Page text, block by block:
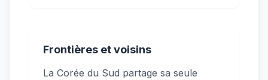
Frontières et voisins
La Corée du Sud partage sa seule